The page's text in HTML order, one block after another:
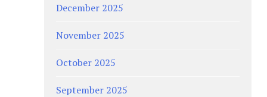
December 2025
November 2025
October 2025
September 2025